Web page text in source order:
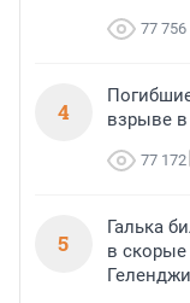
77 756
4
взрыве
77 172
5
Галька
в скорые